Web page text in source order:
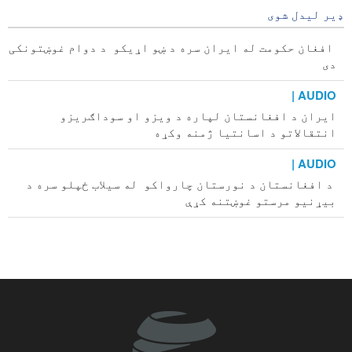
ډیر لیدل شوی
افغان حکومت له ایران سره د ښو اړیکو د دوام غوښتونکی
دی
AUDIO |
ایران د افغانستان لپاره د ویزو او سوداګریزو
انتقالاتو د اسانتیا ژمنه وکړه
AUDIO |
د افغانستان د نورستان چارواکو له سیلاب ځپلو سره د
بیړنیو مرستو غوښتنه کړې
د هیګ محکمې قاضیانو د طالبانو دوسیه له افغانستان